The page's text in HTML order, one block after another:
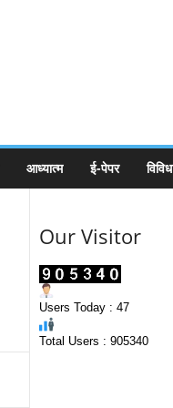
आध्यात्म ई-पेपर विविध
Our Visitor
Users Today : 47
Total Users : 905340